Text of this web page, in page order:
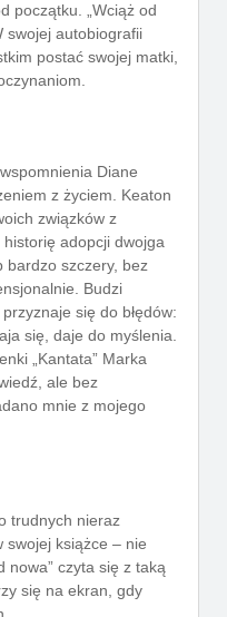
początku. „Wciąż od
swojej autobiografii
postać swojej matki,
Diane
z życiem. Keaton
związków z
adopcji dwojga
bardzo szczery, bez
Budzi
się do błędów:
się, daje do myślenia.
„Kantata” Marka
ale bez
mnie z mojego
trudnych nieraz
swojej książce – nie
nowa” czyta się z taką
się na ekran, gdy